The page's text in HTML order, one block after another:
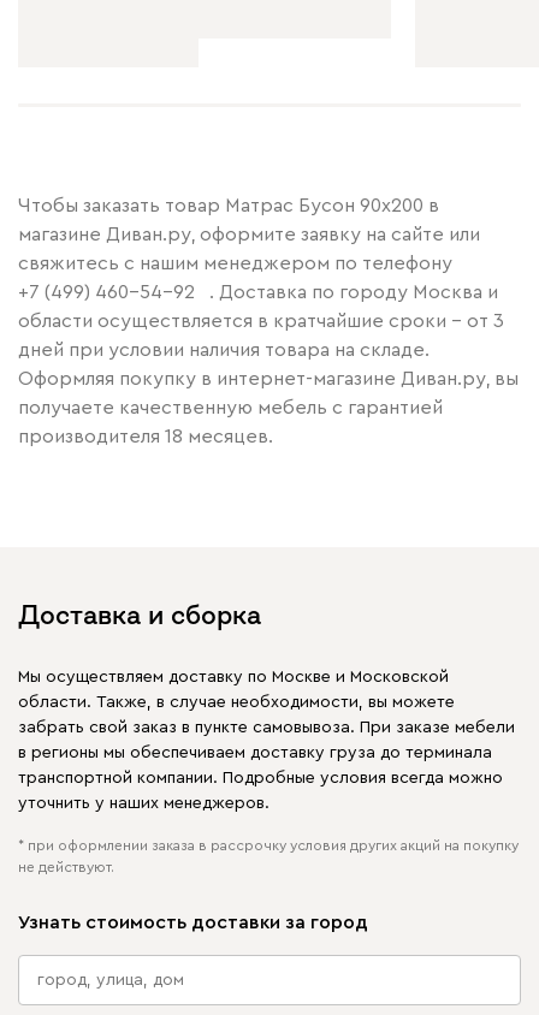
Чтобы заказать товар Матрас Бусон 90x200 в
магазине Диван.ру, оформите заявку на сайте или
свяжитесь с нашим менеджером по телефону
+7 (499) 460-54-92
. Доставка по городу Москва и
области осуществляется в кратчайшие сроки – от 3
дней при условии наличия товара на складе.
Оформляя покупку в интернет-магазине Диван.ру, вы
получаете качественную мебель с гарантией
производителя 18 месяцев.
Доставка и сборка
Мы осуществляем доставку по Москве и Московской
области. Также, в случае необходимости, вы можете
забрать свой заказ в пункте самовывоза. При заказе мебели
в регионы мы обеспечиваем доставку груза до терминала
транспортной компании. Подробные условия всегда можно
уточнить у наших менеджеров.
* при оформлении заказа в рассрочку условия других акций на покупку
не действуют.
Узнать стоимость доставки за город